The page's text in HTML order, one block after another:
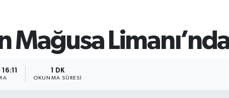
Mağusa
1 DK
OKUNMA SÜRESI